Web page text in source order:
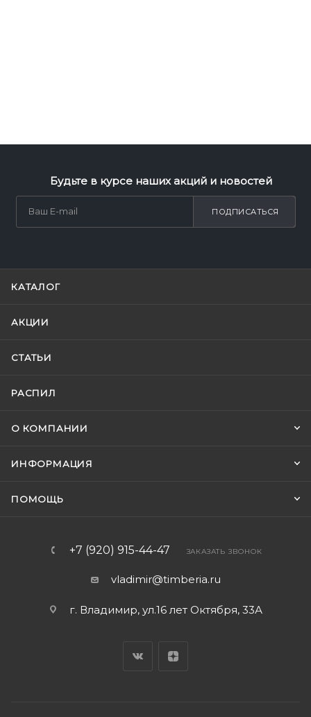
Будьте в курсе наших акций и новостей
ПОДПИСАТЬСЯ
КАТАЛОГ
АКЦИИ
СТАТЬИ
РАСПИЛ
О КОМПАНИИ
ИНФОРМАЦИЯ
ПОМОЩЬ
+7 (920) 915-44-47 ЗАКАЗАТЬ ЗВОНОК
vladimir@timberia.ru
г. Владимир, ул.16 лет Октября, 33А